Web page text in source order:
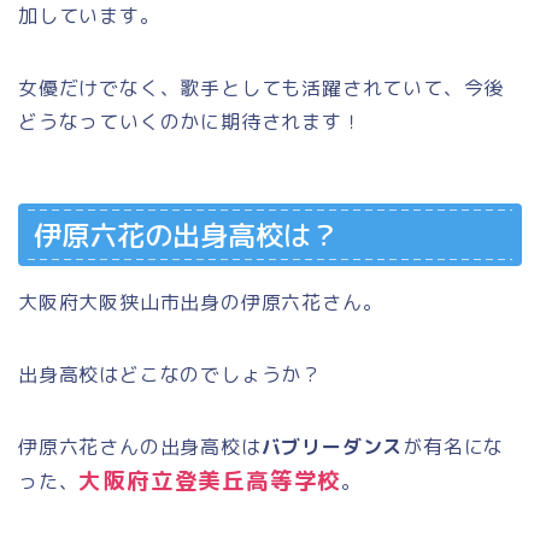
加しています。
女優だけでなく、歌手としても活躍されていて、今後
どうなっていくのかに期待されます！
伊原六花の出身高校は？
大阪府大阪狭山市出身の伊原六花さん。
出身高校はどこなのでしょうか？
伊原六花さんの出身高校はバブリーダンス が有名にな
った、 大阪府立登美丘高等学校。